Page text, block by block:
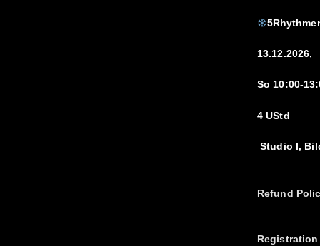
13.12.2026,
So 10:00-
4 UStd
Studio I,
Refund